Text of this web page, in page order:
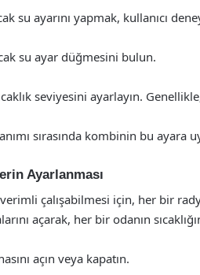
su ayarını yapmak, kullanıcı
su ayar düğmesini bulun.
seviyesini ayarlayın.
sırasında kombinin bu ayara
Ayarlanması
çalışabilmesi için, her bir
açarak, her bir odanın
açın veya kapatın.